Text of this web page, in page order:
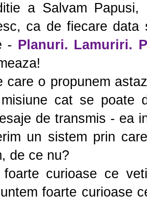
a Salvam
ca de fiecare
- Planuri. Lamuriri.
care o propunem
cat se poate
de transmis - ea
un sistem prin
de ce nu?
foarte curioase ce
foarte curioase